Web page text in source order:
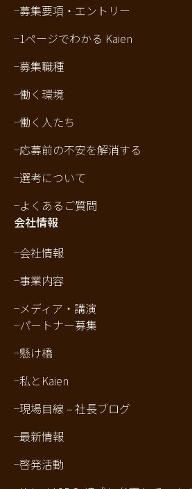
募集要項・エントリー
1ページでわかる Kaien
募集職種
働く環境
働く人たち
応募前の不安を解消する
選考について
よくあるご質問
会社情報
会社情報
事業内容
メディア・講演
パートナー募集
懸け橋
私とKaien
現場目線 – 社長ブログ
最新情報
啓発活動